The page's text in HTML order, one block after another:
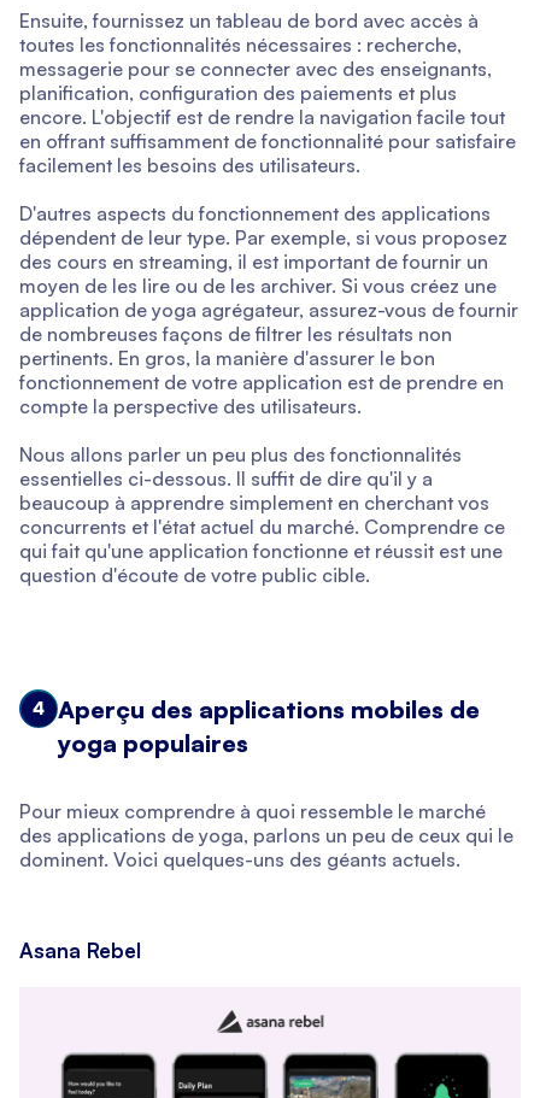
Ensuite, fournissez un tableau de bord avec accès à
toutes les fonctionnalités nécessaires : recherche,
messagerie pour se connecter avec des enseignants,
planification, configuration des paiements et plus
encore. L'objectif est de rendre la navigation facile tout
en offrant suffisamment de fonctionnalité pour satisfaire
facilement les besoins des utilisateurs.
D'autres aspects du fonctionnement des applications
dépendent de leur type. Par exemple, si vous proposez
des cours en streaming, il est important de fournir un
moyen de les lire ou de les archiver. Si vous créez une
application de yoga agrégateur, assurez-vous de fournir
de nombreuses façons de filtrer les résultats non
pertinents. En gros, la manière d'assurer le bon
fonctionnement de votre application est de prendre en
compte la perspective des utilisateurs.
Nous allons parler un peu plus des fonctionnalités
essentielles ci-dessous. Il suffit de dire qu'il y a
beaucoup à apprendre simplement en cherchant vos
concurrents et l'état actuel du marché. Comprendre ce
qui fait qu'une application fonctionne et réussit est une
question d'écoute de votre public cible.
4 Aperçu des applications mobiles de
yoga populaires
Pour mieux comprendre à quoi ressemble le marché
des applications de yoga, parlons un peu de ceux qui le
dominent. Voici quelques-uns des géants actuels.
Asana Rebel